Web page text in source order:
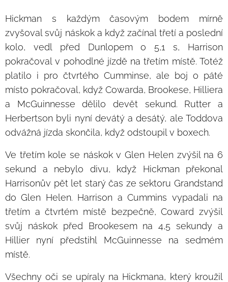
Hickman s každým časovým bodem mírně
zvyšoval svůj náskok a když začínal třetí a poslední
kolo, vedl před Dunlopem o 5,1 s, Harrison
pokračoval v pohodlné jízdě na třetím místě. Totéž
platilo i pro čtvrtého Cumminse, ale boj o páté
místo pokračoval, když Cowarda, Brookese, Hilliera
a McGuinnesse dělilo devět sekund. Rutter a
Herbertson byli nyní devátý a desátý, ale Toddova
odvážná jízda skončila, když odstoupil v boxech.
Ve třetím kole se náskok v Glen Helen zvýšil na 6
sekund a nebylo divu, když Hickman překonal
Harrisonův pět let starý čas ze sektoru Grandstand
do Glen Helen. Harrison a Cummins vypadali na
třetím a čtvrtém místě bezpečně, Coward zvýšil
svůj náskok před Brookesem na 4,5 sekundy a
Hillier nyní předstihl McGuinnesse na sedmém
místě.
Všechny oči se upíraly na Hickmana, který kroužil